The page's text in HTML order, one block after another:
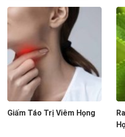
Giấm Táo Trị Viêm Họng